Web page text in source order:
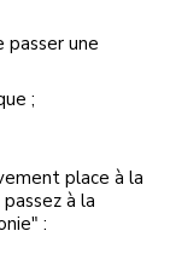
passer une
;
place à la
à la
: